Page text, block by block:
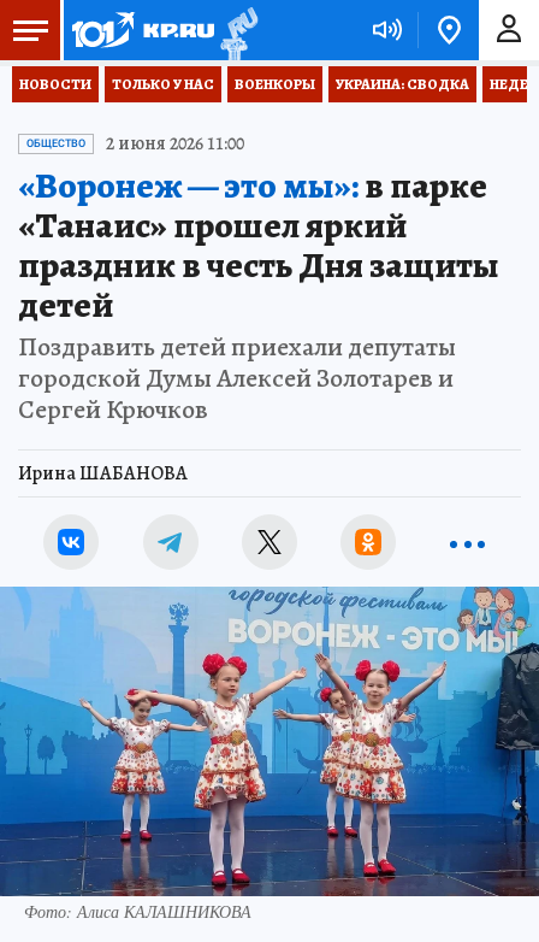
НОВОСТИ ТОЛЬКО У НАС ВОЕНКОРЫ УКРАИНА: СВОДКА
ОБЩЕСТВО 2 июня 2026 11:00
«Воронеж — это мы»:в парке
«Танаис» прошел яркий
праздник в честь Дня защиты
детей
Поздравить детей приехали депутаты
городской Думы Алексей Золотарев и
Сергей Крючков
Ирина ШАБАНОВА
Фото: Алиса КАЛАШНИКОВА